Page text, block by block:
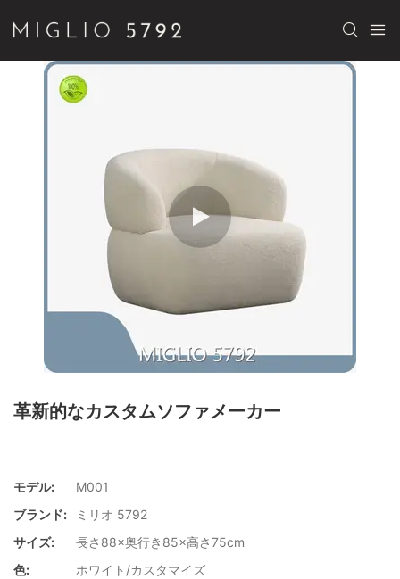
革新的なカスタムソファメーカー
モデル:
M001
ブランド:
ミリオ 5792
サイズ:
長さ88×奥行き85×高さ75cm
色:
ホワイト/カスタマイズ